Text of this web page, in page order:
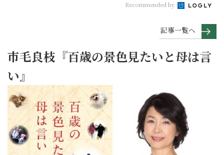
Recommended by
記事一覧へ
市毛良枝『百歳の景色見たいと母は言
い』